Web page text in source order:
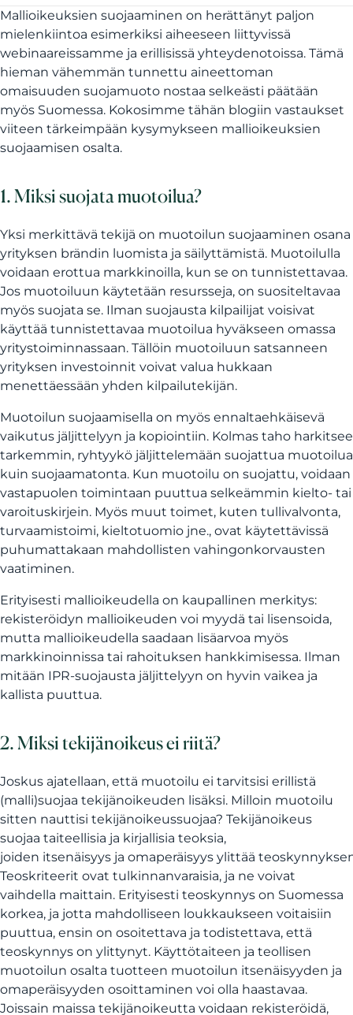
Mallioikeuksien suojaaminen on herättänyt paljon
mielenkiintoa esimerkiksi aiheeseen liittyvissä
webinaareissamme ja erillisissä yhteydenotoissa. Tämä
hieman vähemmän tunnettu aineettoman
omaisuuden suojamuoto nostaa selkeästi päätään
myös Suomessa. Kokosimme tähän blogiin vastaukset
viiteen tärkeimpään kysymykseen mallioikeuksien
suojaamisen osalta.
1. Miksi suojata muotoilua?
Yksi merkittävä tekijä on muotoilun suojaaminen osana
yrityksen brändin luomista ja säilyttämistä. Muotoilulla
voidaan erottua markkinoilla, kun se on tunnistettavaa.
Jos muotoiluun käytetään resursseja, on suositeltavaa
myös suojata se. Ilman suojausta kilpailijat voisivat
käyttää tunnistettavaa muotoilua hyväkseen omassa
yritystoiminnassaan. Tällöin muotoiluun satsanneen
yrityksen investoinnit voivat valua hukkaan
menettäessään yhden kilpailutekijän.
Muotoilun suojaamisella on myös ennaltaehkäisevä
vaikutus jäljittelyyn ja kopiointiin. Kolmas taho harkitsee
tarkemmin, ryhtyykö jäljittelemään suojattua muotoilua
kuin suojaamatonta. Kun muotoilu on suojattu, voidaan
vastapuolen toimintaan puuttua selkeämmin kielto- tai
varoituskirjein. Myös muut toimet, kuten tullivalvonta,
turvaamistoimi, kieltotuomio jne., ovat käytettävissä
puhumattakaan mahdollisten vahingonkorvausten
vaatiminen.
Erityisesti mallioikeudella on kaupallinen merkitys:
rekisteröidyn mallioikeuden voi myydä tai lisensoida,
mutta mallioikeudella saadaan lisäarvoa myös
markkinoinnissa tai rahoituksen hankkimisessa. Ilman
mitään IPR-suojausta jäljittelyyn on hyvin vaikea ja
kallista puuttua.
2. Miksi tekijänoikeus ei riitä?
Joskus ajatellaan, että muotoilu ei tarvitsisi erillistä
(malli)suojaa tekijänoikeuden lisäksi. Milloin muotoilu
sitten nauttisi tekijänoikeussuojaa? Tekijänoikeus
suojaa taiteellisia ja kirjallisia teoksia,
joiden itsenäisyys ja omaperäisyys ylittää
Teoskriteerit ovat tulkinnanvaraisia, ja ne voivat
vaihdella maittain. Erityisesti teoskynnys on Suomessa
korkea, ja jotta mahdolliseen loukkaukseen voitaisiin
puuttua, ensin on osoitettava ja todistettava, että
teoskynnys on ylittynyt. Käyttötaiteen ja teollisen
muotoilun osalta tuotteen muotoilun itsenäisyyden ja
omaperäisyyden osoittaminen voi olla haastavaa.
Joissain maissa tekijänoikeutta voidaan rekisteröidä,